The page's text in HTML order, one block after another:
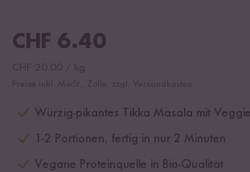
CHF 6.40
Würzig-pikantes Tikka Masala mit
1-2 Portionen, fertig in nur 2 Minuten
Vegane Proteinquelle in Bio-Qualität